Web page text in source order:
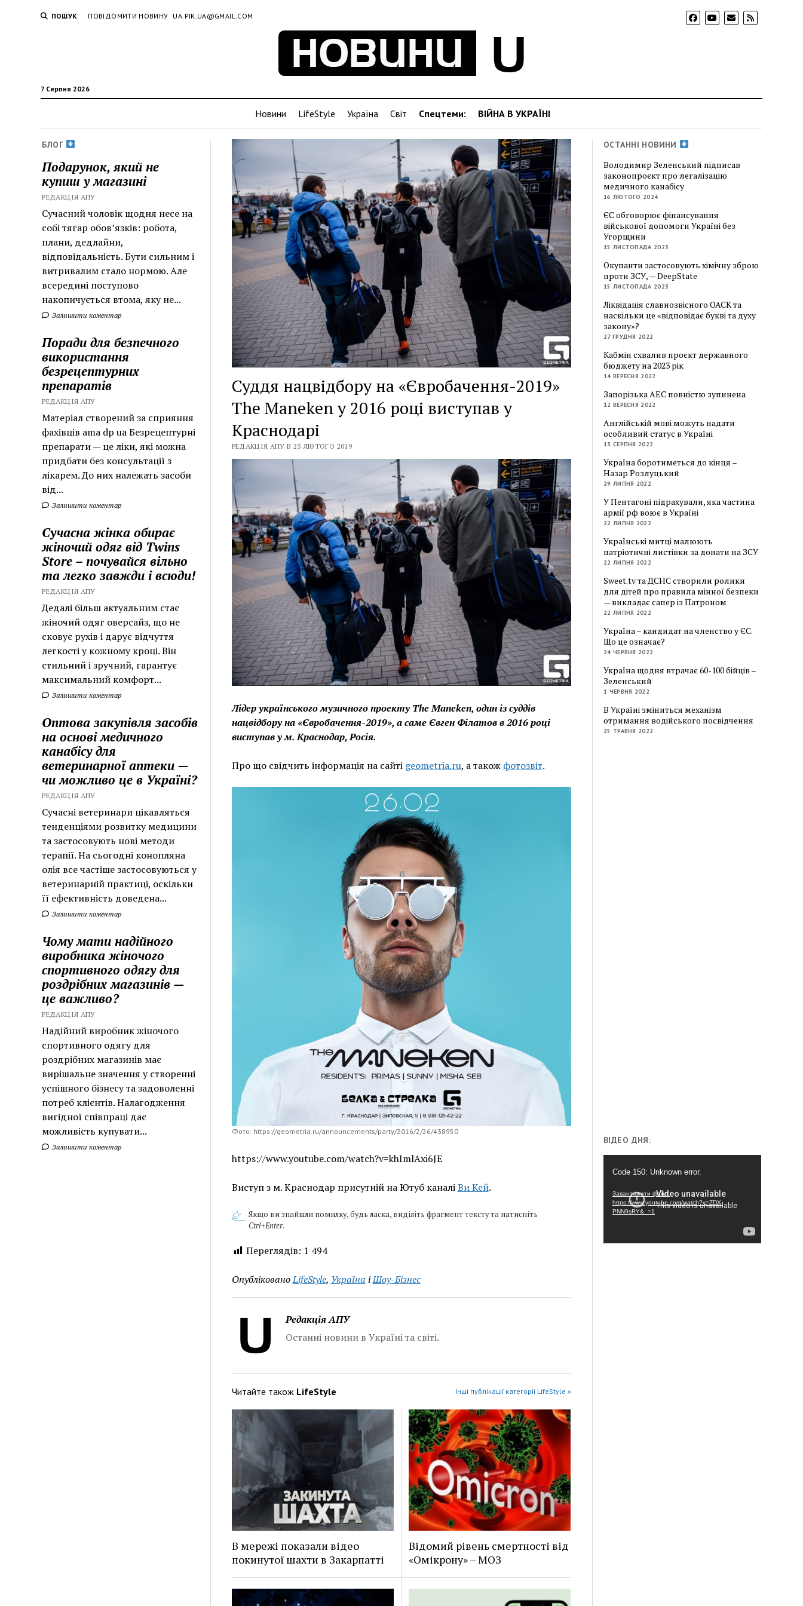
ПОШУК ПОВІДОМИТИ НОВИНУ UA.PIK.UA@GMAIL.COM
7 Серпня 2026
Новини LifeStyle Україна Світ Спецтеми: ВІЙНА В УКРАЇНІ
БЛОГ
Подарунок, який не
купиш у магазині
РЕДАКЦІЯ АПУ
Сучасний чоловік щодня несе на
собі тягар обов’язків: робота,
плани, дедлайни,
відповідальність. Бути сильним і
витривалим стало нормою. Але
всередині поступово
накопичується втома, яку не...
Залишити коментар
Поради для безпечного
використання
безрецептурних
препаратів
РЕДАКЦІЯ АПУ
Матеріал створений за сприяння
фахівців ama dp ua Безрецептурні
препарати — це ліки, які можна
придбати без консультації з
лікарем. До них належать засоби
від...
Залишити коментар
Сучасна жінка обирає
жіночий одяг від Twins
Store – почувайся вільно
та легко завжди і всюди!
РЕДАКЦІЯ АПУ
Дедалі більш актуальним стає
жіночий одяг оверсайз, що не
сковує рухів і дарує відчуття
легкості у кожному кроці. Він
стильний і зручний, гарантує
максимальний комфорт...
Залишити коментар
Оптова закупівля засобів
на основі медичного
канабісу для
ветеринарної аптеки —
чи можливо це в Україні?
РЕДАКЦІЯ АПУ
Сучасні ветеринари цікавляться
тенденціями розвитку медицини
та застосовують нові методи
терапії. На сьогодні конопляна
олія все частіше застосовуються у
ветеринарній практиці, оскільки
її ефективність доведена...
Залишити коментар
Чому мати надійного
виробника жіночого
спортивного одягу для
роздрібних магазинів —
це важливо?
РЕДАКЦІЯ АПУ
Надійний виробник жіночого
спортивного одягу для
роздрібних магазинів має
вирішальне значення у створенні
успішного бізнесу та задоволенні
потреб клієнтів. Налагодження
вигідної співпраці дає
можливість купувати...
Залишити коментар
Суддя нацвідбору на «Євробачення-2019»
The Maneken у 2016 році виступав у
Краснодарі
РЕДАКЦІЯ АПУ В 25 ЛЮТОГО 2019
Лідер українського музичного проекту The Maneken, один із суддів
нацвідбору на «Євробачення-2019», а саме Євген Філатов в 2016 році
виступав у м. Краснодар, Росія.
Про що свідчить інформація на сайті geometria.ru, а також фотозвіт.
Фото: https://geometria.ru/announcements/party/2016/2/26/438950
https://www.youtube.com/watch?v=khImlAxi6JE
Виступ з м. Краснодар присутній на Ютуб каналіВи Кей.
Якщо ви знайшли помилку, будь ласка, виділіть фрагмент тексту та натисніть
Ctrl+Enter.
Переглядів: 1 494
ОпублікованоLifeStyle, Україна іШоу-Бізнес
Редакція АПУ
Останні новини в Україні та світі.
Читайте також LifeStyle Інші публікації категорії LifeStyle »
В мережі показали відео
покинутої шахти в Закарпатті
Відомий рівень смертності від
«Омікрону» – МОЗ
ОСТАННІ НОВИНИ
Володимир Зеленський підписав
законопроєкт про легалізацію
медичного канабісу
16 ЛЮТОГО 2024
ЄС обговорює фінансування
військової допомоги Україні без
Угорщини
15 ЛИСТОПАДА 2023
Окупанти застосовують хімічну зброю
проти ЗСУ, — DeepState
15 ЛИСТОПАДА 2023
Ліквідація славнозвісного ОАСК та
наскільки це «відповідає букві та духу
закону»?
27 ГРУДНЯ 2022
Кабмін схвалив проєкт державного
бюджету на 2023 рік
14 ВЕРЕСНЯ 2022
Запорізька АЕС повністю зупинена
12 ВЕРЕСНЯ 2022
Англійській мові можуть надати
особливий статус в Україні
13 СЕРПНЯ 2022
Україна боротиметься до кінця –
Назар Розлуцький
29 ЛИПНЯ 2022
У Пентагоні підрахували, яка частина
армії рф воює в Україні
22 ЛИПНЯ 2022
Українські митці малюють
патріотичні листівки за донати на ЗСУ
22 ЛИПНЯ 2022
Sweet.tv та ДСНС створили ролики
для дітей про правила мінної безпеки
— викладає сапер із Патроном
22 ЛИПНЯ 2022
Україна – кандидат на членство у ЄС.
Що це означає?
24 ЧЕРВНЯ 2022
Україна щодня втрачає 60-100 бійців –
Зеленський
1 ЧЕРВНЯ 2022
В Україні зміниться механізм
отримання водійського посвідчення
25 ТРАВНЯ 2022
ВІДЕО ДНЯ:
Code 150: Unknown error.
Завантажити файл:
https://www.youtube.com/watch?v=ZDX-
PNN9sRY&_=1